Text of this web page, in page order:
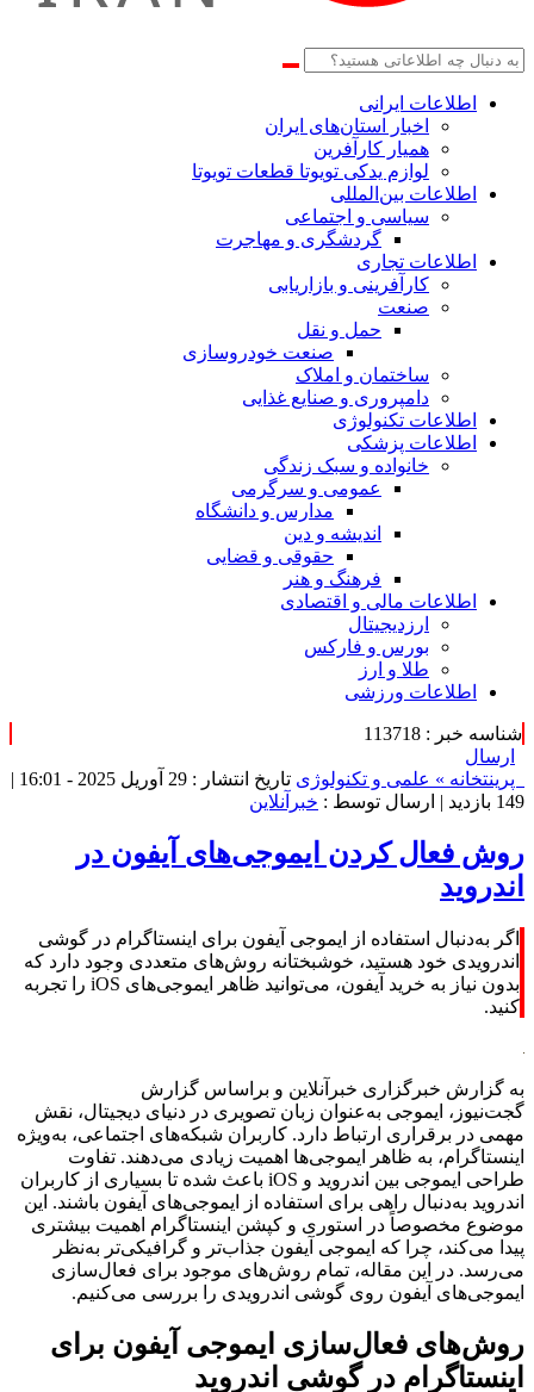
اطلاعات‌ ‎ایرانی
اخبار استان‌های ایران
همیار کارآفرین
لوازم یدکی تویوتا قطعات تویوتا
اطلاعات بین‌المللی
سیاسی و اجتماعی
گردشگری و مهاجرت
اطلاعات تجاری
کارآفرینی و بازاریابی
صنعت
حمل و نقل
صنعت خودروسازی
ساختمان و املاک
دامپروری و صنایع غذایی
اطلاعات تکنولوژی
اطلاعات پزشکی
خانواده و سبک زندگی
عمومی و سرگرمی
مدارس و دانشگاه
اندیشه و دین
حقوقی و قضایی
فرهنگ و هنر
اطلاعات مالی و اقتصادی
ارزدیجیتال
بورس و فارکس
طلا و ارز
اطلاعات ورزشی
شناسه خبر : 113718
ارسال
پرینتخانه » علمی و تکنولوژی تاریخ انتشار : 29 آوریل 2025 - 16:01 |
149 بازدید
| ارسال توسط : خبرآنلاین
روش فعال کردن ایموجی‌های آیفون در
اندروید
اگر به‌دنبال استفاده از ایموجی آیفون برای اینستاگرام در گوشی
اندرویدی خود هستید، خوشبختانه روش‌های متعددی وجود دارد که
بدون نیاز به خرید آیفون، می‌توانید ظاهر ایموجی‌های iOS را تجربه
کنید.
به گزارش خبرگزاری خبرآنلاین و براساس گزارش
گجت‌نیوز، ایموجی به‌عنوان زبان تصویری در دنیای دیجیتال، نقش
مهمی در برقراری ارتباط دارد. کاربران شبکه‌های اجتماعی، به‌ویژه
اینستاگرام، به ظاهر ایموجی‌ها اهمیت زیادی می‌دهند. تفاوت
طراحی ایموجی بین اندروید و iOS باعث شده تا بسیاری از کاربران
اندروید به‌دنبال راهی برای استفاده از ایموجی‌های آیفون باشند. این
موضوع مخصوصاً در استوری و کپشن اینستاگرام اهمیت بیشتری
پیدا می‌کند، چرا که ایموجی آیفون جذاب‌تر و گرافیکی‌تر به‌نظر
می‌رسد. در این مقاله، تمام روش‌های موجود برای فعال‌سازی
ایموجی‌های آیفون روی گوشی اندرویدی را بررسی می‌کنیم.
روش‌های فعال‌سازی ایموجی آیفون برای
اینستاگرام در گوشی اندروید